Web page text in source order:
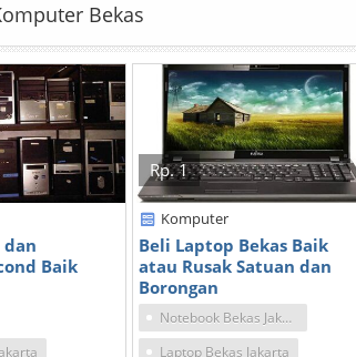
Bekas
Baik
Rp. 1
Komputer
Beli Laptop Bekas Baik
atau Rusak Satuan dan
Borongan
Notebook Bekas Jakarta
Laptop Bekas Jakarta